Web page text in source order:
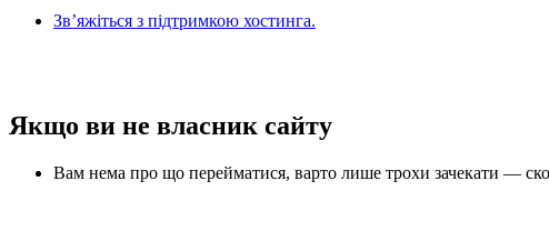
Зв’яжіться з підтримкою хостинга.
Якщо ви не власник сайту
Вам нема про що перейматися, варто лише трохи зачекати —